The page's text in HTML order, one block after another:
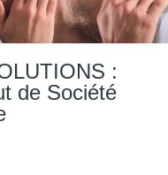
:
de Société